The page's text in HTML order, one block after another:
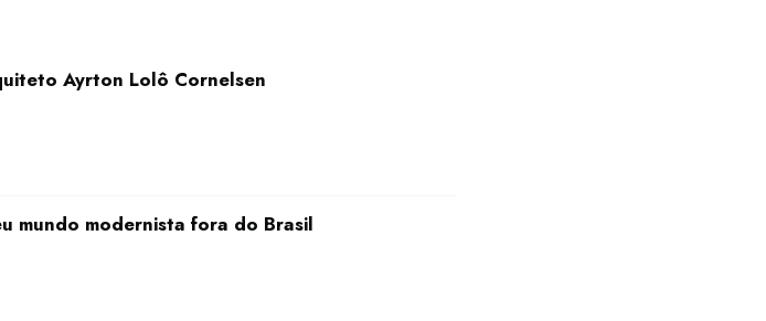
Ayrton Lolô Cornelsen
mundo modernista fora do Brasil